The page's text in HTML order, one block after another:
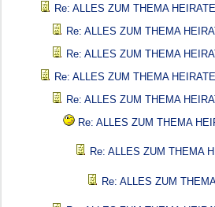
Re: ALLES ZUM THEMA
Re: ALLES ZUM THEMA
Re: ALLES ZUM THEMA
Re: ALLES ZUM THEMA
Re: ALLES ZUM THEMA
Re: ALLES ZUM THEMA
Re: ALLES ZUM THEMA
Re: ALLES ZUM